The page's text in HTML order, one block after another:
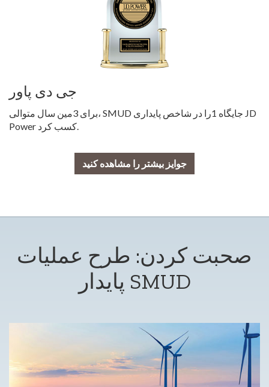
جی دی پاور
برای 3مین سال متوالی، SMUD جایگاه 1را در شاخص پایداری JD
Power کسب کرد.
جوایز بیشتر را مشاهده کنید
صحبت کردن: طرح عملیات
پایدار SMUD